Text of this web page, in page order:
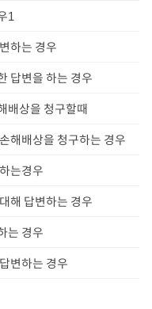
1
하는 경우
답변을 하는 경우
배상을 청구할때
해배상을 청구하는 경우
는경우
해 답변하는 경우
는 경우
변하는 경우